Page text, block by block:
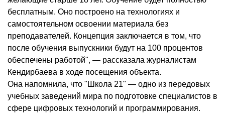
бесплатным. Оно построено на технологиях и
самостоятельном освоении материала без
преподавателей. Концепция заключается в том, что
после обучения выпускники будут на 100 процентов
обеспечены работой", — рассказала журналистам
Кендирбаева в ходе посещения объекта.
Она напомнила, что "Школа 21" — одно из передовых
учебных заведений мира по подготовке специалистов в
сфере цифровых технологий и программирования.